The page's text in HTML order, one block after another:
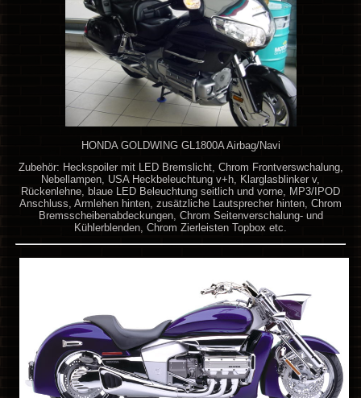
HONDA GOLDWING GL1800A Airbag/Navi
Zubehör: Heckspoiler mit LED Bremslicht, Chrom Frontverswchalung,
Nebellampen, USA Heckbeleuchtung v+h, Klarglasblinker v,
Rückenlehne, blaue LED Beleuchtung seitlich und vorne, MP3/IPOD
Anschluss, Armlehen hinten, zusätzliche Lautsprecher hinten, Chrom
Bremsscheibenabdeckungen, Chrom Seitenverschalung- und
Kühlerblenden, Chrom Zierleisten Topbox etc.